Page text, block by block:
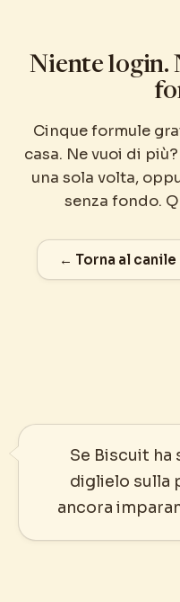
Niente login.
Cinque formule
casa. Ne vuoi di
una sola volta,
senza fondo.
← Torna al canile
Se Biscuit
diglielo sulla
ancora